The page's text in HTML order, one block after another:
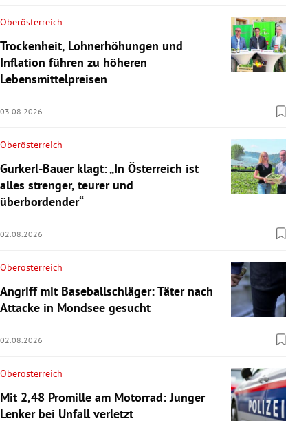
Oberösterreich
Trockenheit, Lohnerhöhungen und
Inflation führen zu höheren
Lebensmittelpreisen
03.08.2026
Oberösterreich
Gurkerl-Bauer klagt: „In Österreich ist
alles strenger, teurer und
überbordender“
02.08.2026
Oberösterreich
Angriff mit Baseballschläger: Täter nach
Attacke in Mondsee gesucht
02.08.2026
Oberösterreich
Mit 2,48 Promille am Motorrad: Junger
Lenker bei Unfall verletzt